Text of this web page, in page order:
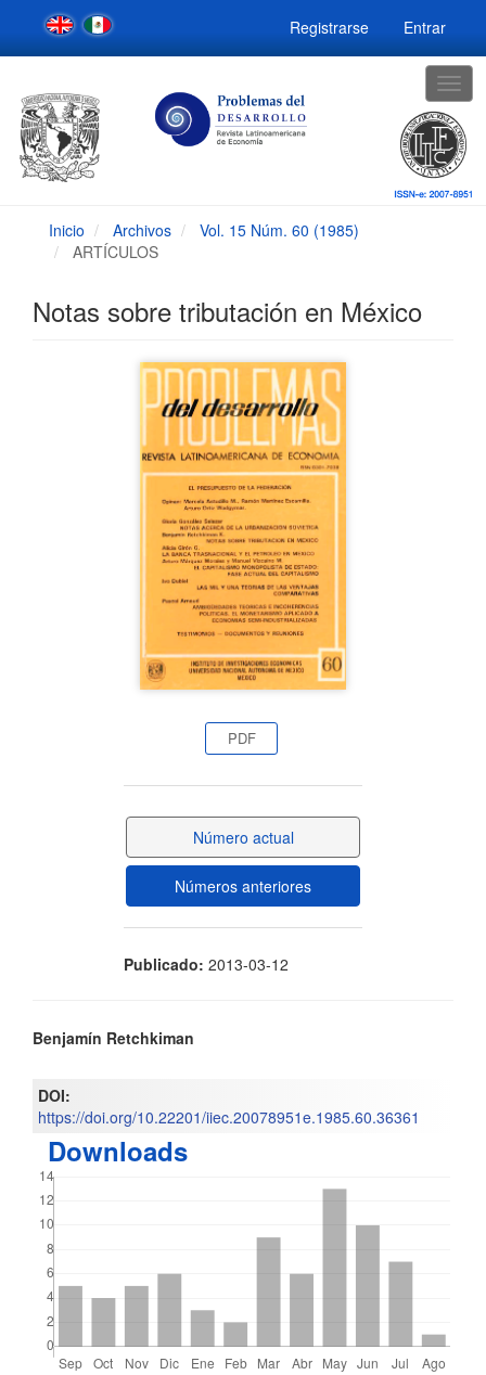
Navegación
principal
Contenido
Barra
lateral
Registrarse Entrar
Inicio Archivos
Vol. 15 Núm. 60 (1985)
ARTÍCULOS
Notas sobre tributación en México
PDF
Número actual
Números anteriores
Publicado: 2013-03-12
Contenido
principal
del
artículo
Benjamín Retchkiman
DOI:
https://doi.org/10.22201/iiec.20078951e.1985.60.36361
Downloads